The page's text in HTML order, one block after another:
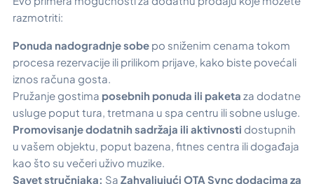
razmotriti:
Ponuda nadogradnje sobe po sniženim cenama tokom
procesa rezervacije ili prilikom prijave, kako biste povećali
iznos računa gosta.
Pružanje gostima posebnih ponuda ili paketa za dodatne
usluge poput tura, tretmana u spa centru ili sobne usluge.
Promovisanje dodatnih sadržaja ili aktivnosti dostupnih
u vašem objektu, poput bazena, fitnes centra ili događaja
kao što su večeri uživo muzike.
Savet stručnjaka: Sa Zahvaljujući OTA Sync dodacima za